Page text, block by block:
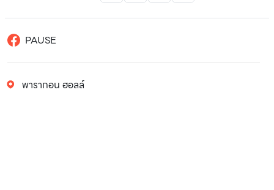
PAUSE
พารากอน ฮอลล์